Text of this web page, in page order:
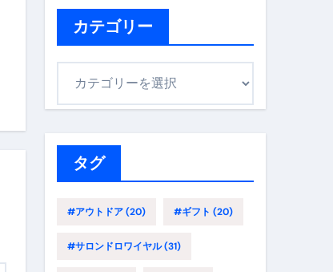
り対策の選び方
足度MAX”で食べるコツ
カテゴリー
タグ
#アウトドア(20) #ギフト (20)
#サロンドロワイヤル(31)